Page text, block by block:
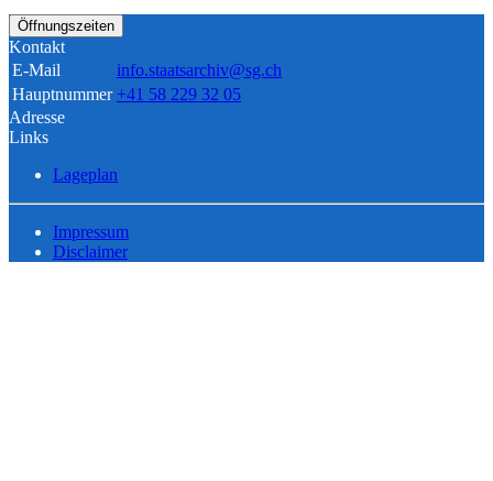
Öffnungszeiten
Kontakt
E-Mail
info.staatsarchiv@sg.ch
Hauptnummer +41 58 229 32 05
Adresse
Links
Lageplan
Impressum
Disclaimer